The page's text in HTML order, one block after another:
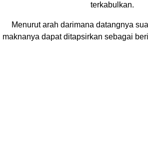
terkabulkan.
Menurut arah darimana datangnya
maknanya dapat ditapsirkan sebagai